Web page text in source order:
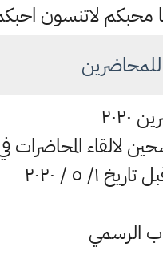
محبكم لاتنسون
لالقاء المحاضرات
١/ ٥ / ٢٠٢٠
الرسمي